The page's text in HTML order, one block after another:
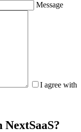
Message
I agree with